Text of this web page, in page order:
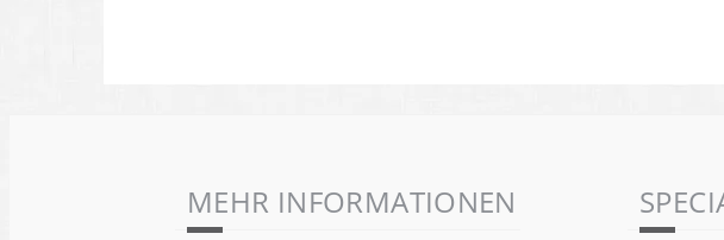
MEHR INFORMATIONEN